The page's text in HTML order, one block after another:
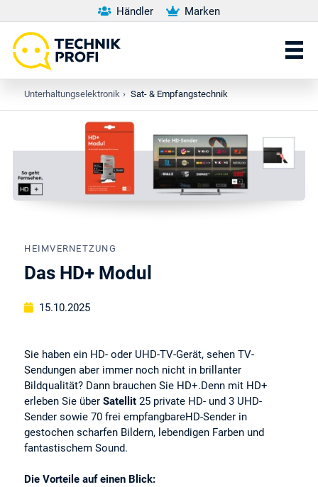
Händler Marken
Unterhaltungselektronik › Sat- & Empfangstechnik
HEIMVERNETZUNG
Das HD+ Modul
15.10.2025
Sie haben ein HD- oder UHD-TV-Gerät, sehen TV-
Sendungen aber immer noch nicht in brillanter
Bildqualität? Dann brauchen Sie HD+.Denn mit HD+
erleben Sie überSatellit 25 private HD- und 3 UHD-
Sender sowie 70 frei empfangbareHD-Sender in
gestochen scharfen Bildern, lebendigen Farben und
fantastischem Sound.
Die Vorteile auf einen Blick: